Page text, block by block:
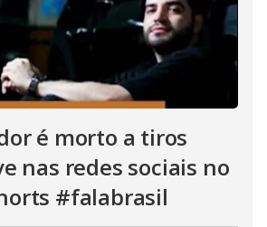
é morto a tiros
nas redes sociais no
#falabrasil